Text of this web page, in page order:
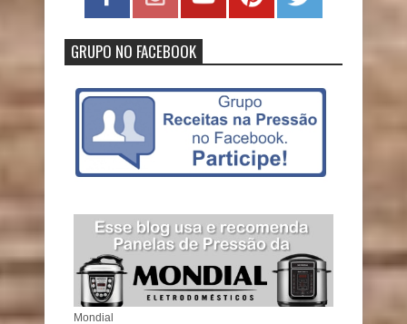
GRUPO NO FACEBOOK
Mondial